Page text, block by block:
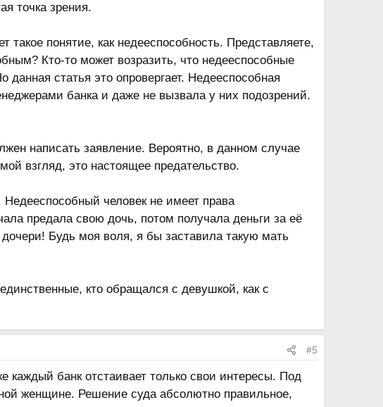
точка зрения.
понятие, как недееспособность. Представляете,
Кто-то может возразить, что недееспособные
статья это опровергает. Недееспособная
банка и даже не вызвала у них подозрений.
написать заявление. Вероятно, в данном случае
взгляд, это настоящее предательство.
человек не имеет права
предала свою дочь, потом получала деньги за её
Будь моя воля, я бы заставила такую мать
кто обращался с девушкой, как с
#5
каждый банк отстаивает только свои интересы. Под
женщине. Решение суда абсолютно правильное,